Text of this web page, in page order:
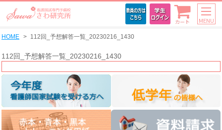
カート MENU
HOME 112回_予想解答一覧_20230216_1430
112回_予想解答一覧_20230216_1430